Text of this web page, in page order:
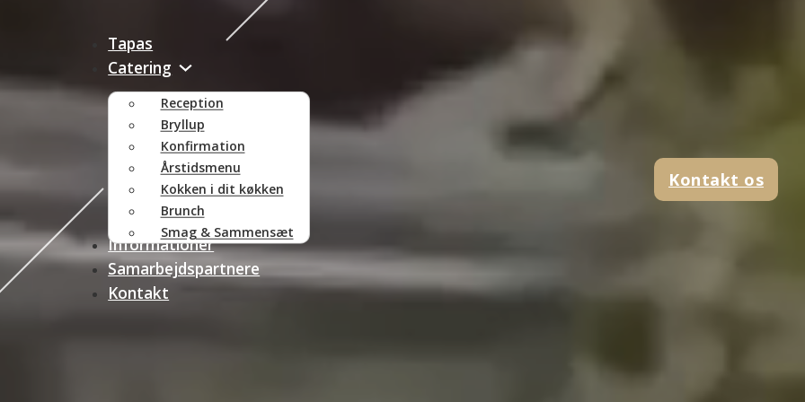
Tapas
Catering
Reception
Bryllup
Konfirmation
Årstidsmenu
Kokken i dit køkken
Brunch
Smag & Sammensæt
Informationer
Samarbejdspartnere
Kontakt
Kontakt os